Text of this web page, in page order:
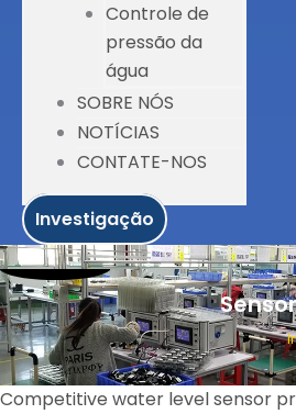
Controle de
pressão da
água
SOBRE NÓS
NOTÍCIAS
CONTATE-NOS
Investigação
Competitive water level sensor